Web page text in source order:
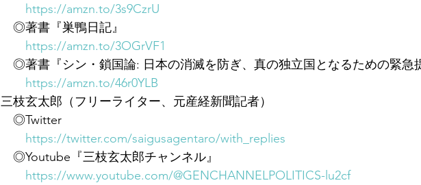
https://amzn.to/3s9CzrU
◎著書『巣鴨日記』
https://amzn.to/3OGrVF1
◎著書『シン・鎖国論: 日本の消滅を防ぎ、真の独立国となるための緊急
https://amzn.to/46r0YLB
三枝玄太郎（フリーライター、元産経新聞記者）
◎Twitter
https://twitter.com/saigusagentaro/with_replies
◎Youtube『三枝玄太郎チャンネル』
https://www.youtube.com/@GENCHANNELPOLITICS-lu2cf